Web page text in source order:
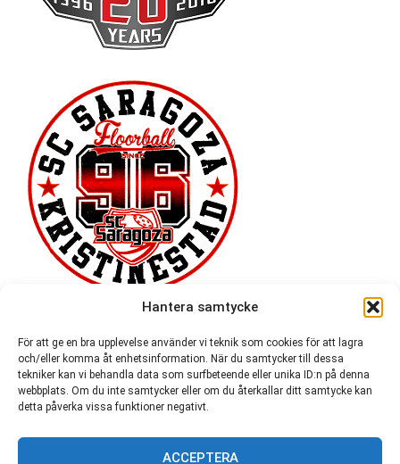
Hantera samtycke
För att ge en bra upplevelse använder vi teknik som cookies för att lagra
och/eller komma åt enhetsinformation. När du samtycker till dessa
tekniker kan vi behandla data som surfbeteende eller unika ID:n på denna
webbplats. Om du inte samtycker eller om du återkallar ditt samtycke kan
detta påverka vissa funktioner negativt.
ACCEPTERA